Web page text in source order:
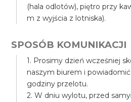
(hala odlotów), piętro przy
m z wyjścia z lotniska).
SPOSÓB KOMUNIKACJI
1. Prosimy dzień wcześniej
naszym biurem i
godziny przelotu.
2. W dniu wylotu, przed